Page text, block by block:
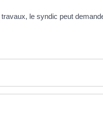
le syndic peut